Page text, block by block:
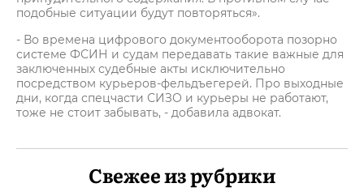
подобные ситуации будут повторяться».
- Во времена цифрового документооборота позорно
системе ФСИН и судам передавать такие важные для
заключенных судебные акты исключительно
посредством курьеров-фельдъегерей. Про выходные
дни, когда спецчасти СИЗО и курьеры не работают,
тоже не стоит забывать, - добавила адвокат.
Свежее из рубрики